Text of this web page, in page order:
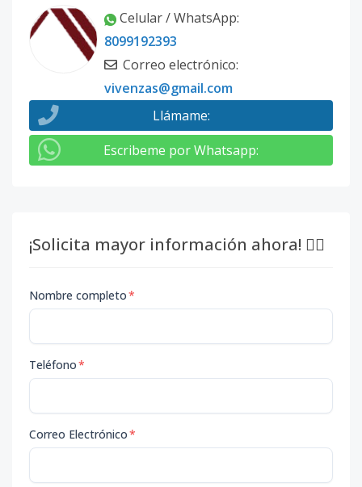
Celular / WhatsApp:
8099192393
Correo electrónico:
vivenzas@gmail.com
Llámame:
Escribeme por Whatsapp:
¡Solicita mayor información ahora! 👇🏽
Nombre completo*
Teléfono*
Correo Electrónico*